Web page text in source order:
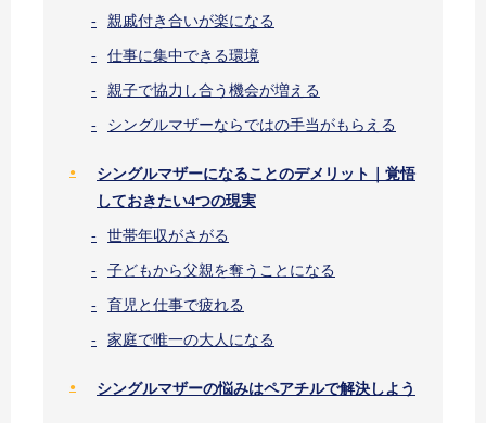
親戚付き合いが楽になる
仕事に集中できる環境
親子で協力し合う機会が増える
シングルマザーならではの手当がもらえる
シングルマザーになることのデメリット｜覚悟
しておきたい4つの現実
世帯年収がさがる
子どもから父親を奪うことになる
育児と仕事で疲れる
家庭で唯一の大人になる
シングルマザーの悩みはペアチルで解決しよう